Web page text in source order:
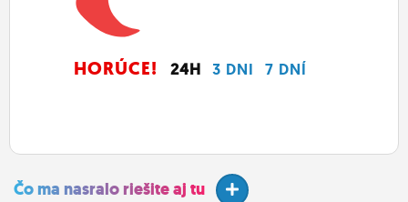
HORÚCE! 24H 3 DNI 7 DNÍ
Čo ma nasralo riešite aj tu